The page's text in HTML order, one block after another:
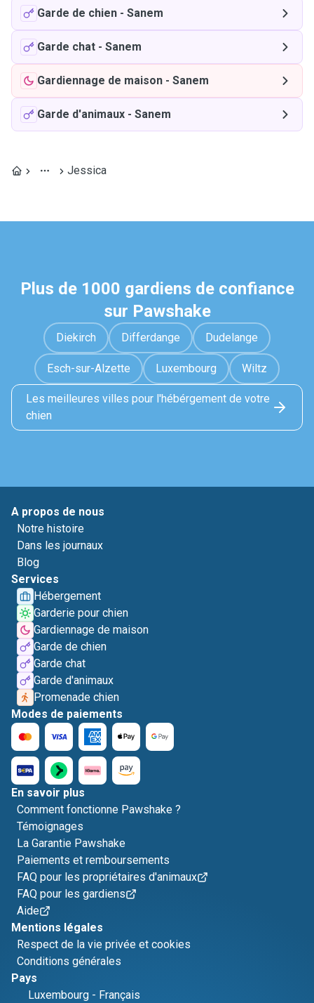
Garde de chien - Sanem
Garde chat - Sanem
Gardiennage de maison - Sanem
Garde d'animaux - Sanem
Jessica
Plus de 1000 gardiens de confiance
sur Pawshake
Diekirch Differdange Dudelange
Esch-sur-Alzette Luxembourg Wiltz
Les meilleures villes pour l'hébérgement de votre
chien
A propos de nous
Notre histoire
Dans les journaux
Blog
Services
Hébergement
Garderie pour chien
Gardiennage de maison
Garde de chien
Garde chat
Garde d'animaux
Promenade chien
Modes de paiements
En savoir plus
Comment fonctionne Pawshake ?
Témoignages
La Garantie Pawshake
Paiements et remboursements
FAQ pour les propriétaires d'animaux
FAQ pour les gardiens
Aide
Mentions légales
Respect de la vie privée et cookies
Conditions générales
Pays
Luxembourg - Français